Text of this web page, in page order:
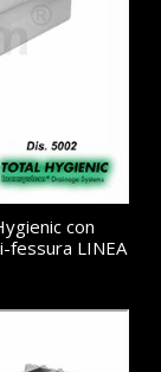
con
fessura LINEA